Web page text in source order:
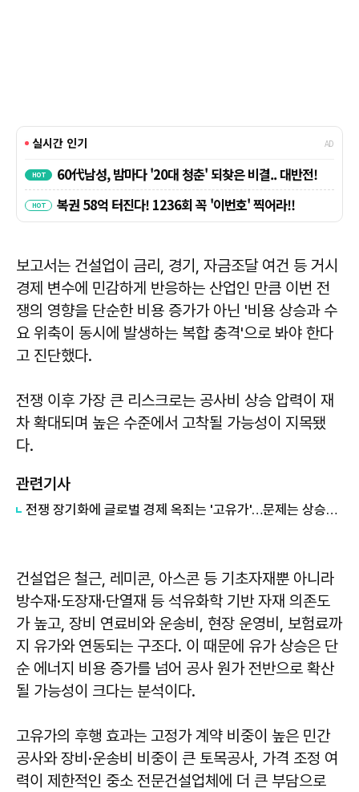
보고서는 건설업이 금리, 경기, 자금조달 여건 등 거시
경제 변수에 민감하게 반응하는 산업인 만큼 이번 전
쟁의 영향을 단순한 비용 증가가 아닌 '비용 상승과 수
요 위축이 동시에 발생하는 복합 충격'으로 봐야 한다
고 진단했다.
전쟁 이후 가장 큰 리스크로는 공사비 상승 압력이 재
차 확대되며 높은 수준에서 고착될 가능성이 지목됐
다.
관련기사
전쟁 장기화에 글로벌 경제 옥죄는 '고유가'…문제는 상승보다 지속기간
건설업은 철근, 레미콘, 아스콘 등 기초자재뿐 아니라
방수재·도장재·단열재 등 석유화학 기반 자재 의존도
가 높고, 장비 연료비와 운송비, 현장 운영비, 보험료까
지 유가와 연동되는 구조다. 이 때문에 유가 상승은 단
순 에너지 비용 증가를 넘어 공사 원가 전반으로 확산
될 가능성이 크다는 분석이다.
고유가의 후행 효과는 고정가 계약 비중이 높은 민간
공사와 장비·운송비 비중이 큰 토목공사, 가격 조정 여
력이 제한적인 중소 전문건설업체에 더 큰 부담으로